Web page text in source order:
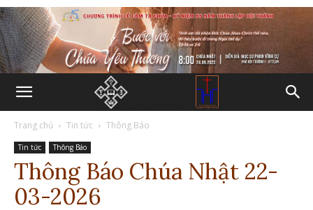
Trang chủ Tin tức Thông Báo
Tin tức Thông Báo
Thông Báo Chúa Nhật 22-
03-2026